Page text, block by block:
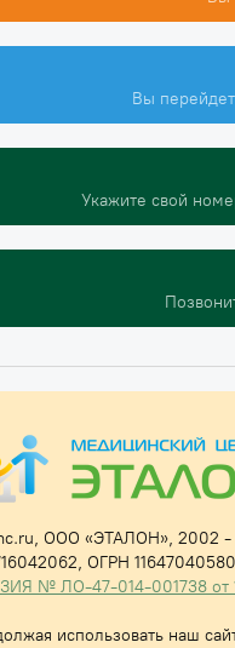
Вы
Укажите свой
ООО «ЭТАЛОН», 2002
ОГРН
№ ЛО-47-014-001738 от
использовать наш